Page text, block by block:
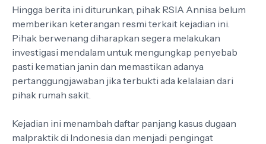
Hingga berita ini diturunkan, pihak RSIA Annisa belum
memberikan keterangan resmi terkait kejadian ini.
Pihak berwenang diharapkan segera melakukan
investigasi mendalam untuk mengungkap penyebab
pasti kematian janin dan memastikan adanya
pertanggungjawaban jika terbukti ada kelalaian dari
pihak rumah sakit.
Kejadian ini menambah daftar panjang kasus dugaan
malpraktik di Indonesia dan menjadi pengingat